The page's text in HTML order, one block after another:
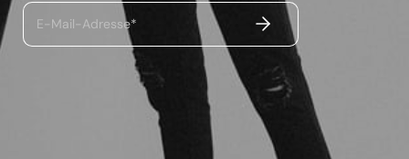
E-Mail-Adresse* ABSENDEN